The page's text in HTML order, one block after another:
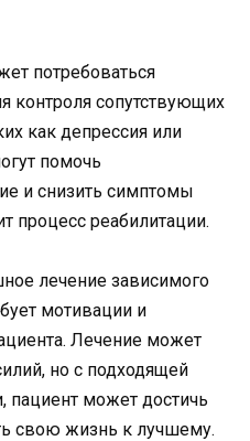
потребоваться
контроля сопутствующих
как депрессия или
помочь
и снизить симптомы
процесс реабилитации.
лечение зависимого
мотивации и
Лечение может
но с подходящей
пациент может достичь
свою жизнь к лучшему.